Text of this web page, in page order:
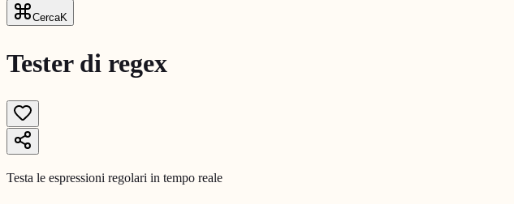
CercaK
Tester di regex
Testa le espressioni regolari in tempo reale